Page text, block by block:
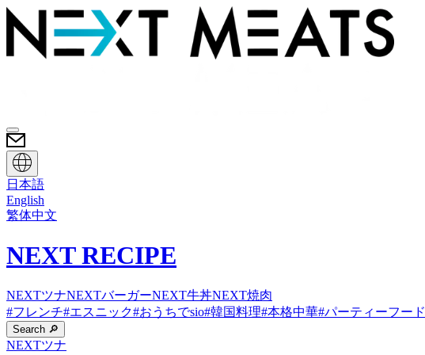
日本語
English
繁体中文
NEXT RECIPE
NEXTツナNEXTバーガーNEXT牛丼NEXT焼肉
#フレンチ#エスニック#おうちでsio#韓国料理#本格中華#パーティーフード
Search 🔎
NEXTツナ